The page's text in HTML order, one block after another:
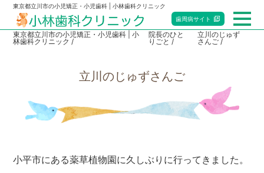
東京都立川市の小児矯正・小児歯科 | 小林歯科クリニック
歯周病サイト
東京都立川市の小児矯正・小児歯科 | 小
林歯科クリニック
院長のひと
りごと
立川のじゅず
さんご
立川のじゅずさんご
小平市にある薬草植物園に久しぶりに行ってきました。